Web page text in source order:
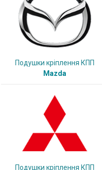
Подушки кріплення КПП
Mazda
Подушки кріплення КПП